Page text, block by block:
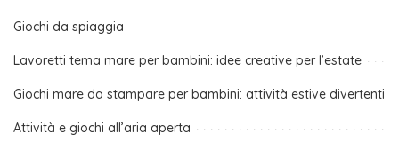
Giochi da spiaggia
Lavoretti tema mare per bambini: idee creative per l’estate
Giochi mare da stampare per bambini: attività estive divertenti
Attività e giochi all’aria aperta